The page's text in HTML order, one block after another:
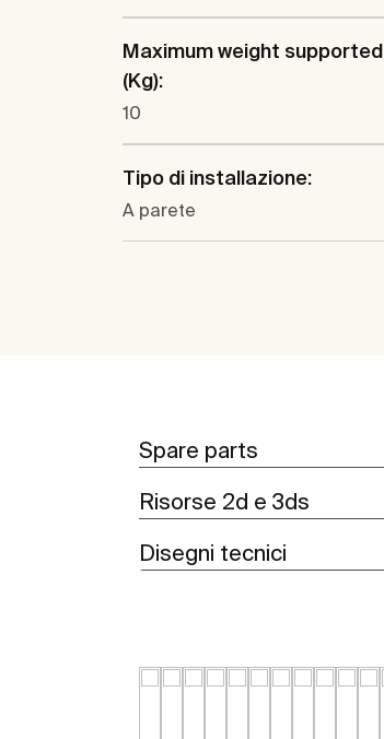
Maximum weight supported
(Kg):
10
Tipo di installazione:
A parete
Spare parts
Risorse 2d e 3ds
Disegni tecnici